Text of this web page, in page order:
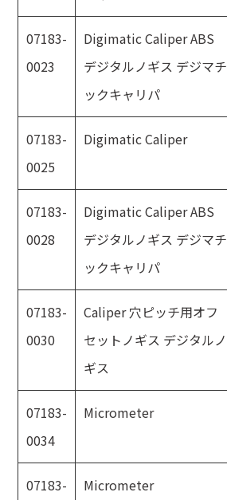
07183-
0023
Digimatic Caliper ABS
デジタルノギス デジマチ
ックキャリパ
07183-
0025
Digimatic Caliper
07183-
0028
Digimatic Caliper ABS
デジタルノギス デジマチ
ックキャリパ
07183-
0030
Caliper 穴ピッチ用オフ
セットノギス デジタルノ
ギス
07183-
0034
Micrometer
07183-
Micrometer